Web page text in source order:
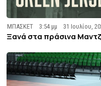
ΜΠΑΣΚΕΤ 3:54 μμ 31 Ιουλίου,
Ξανά στα πράσινα